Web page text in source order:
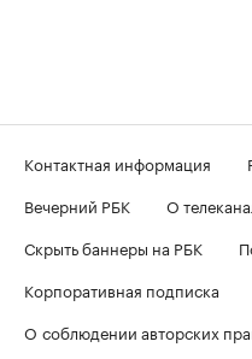
Контактная информация
Вечерний РБК
О
Скрыть баннеры на РБК
Корпоративная подписка
О соблюдении авторских